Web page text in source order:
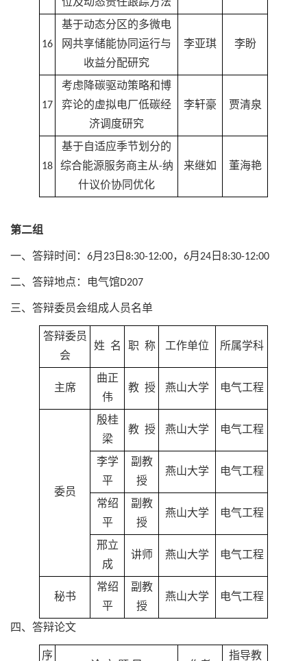
位及动态责任跟踪方法
16
基于动态分区的多微电
网共享储能协同运行与
收益分配研究
李亚琪 李盼
17
考虑降碳驱动策略和博
弈论的虚拟电厂低碳经
济调度研究
李轩豪 贾清泉
18
基于自适应季节划分的
综合能源服务商主从-纳
什议价协同优化
来继如 董海艳
第二组
一、答辩时间：6月23日8:30-12:00，6月24日8:30-12:00
二、答辩地点：电气馆D207
三、答辩委员会组成人员名单
答辩委员
会
姓 名 职 称 工作单位 所属学科
主席
曲正
伟
教 授 燕山大学 电气工程
委员
殷桂
梁
教 授 燕山大学 电气工程
李学
平
副教
授
燕山大学 电气工程
常绍
平
副教
授
燕山大学 电气工程
邢立
成
讲师 燕山大学 电气工程
秘书
常绍
平
副教
授
燕山大学 电气工程
四、答辩论文
序
指导教